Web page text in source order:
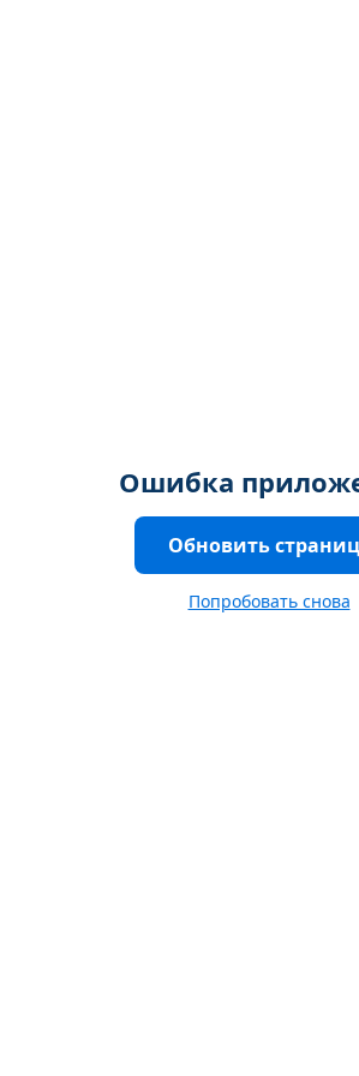
Ошибка
Обновить
Попробовать снова